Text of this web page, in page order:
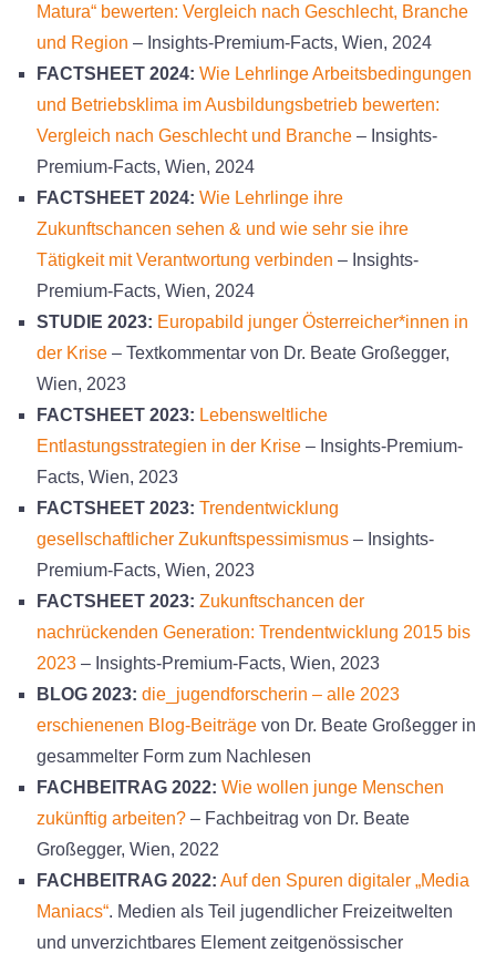
Matura“ bewerten: Vergleich nach Geschlecht, Branche
und Region – Insights-Premium-Facts, Wien, 2024
FACTSHEET 2024: Wie Lehrlinge Arbeitsbedingungen
und Betriebsklima im Ausbildungsbetrieb bewerten:
Vergleich nach Geschlecht und Branche– Insights-
Premium-Facts, Wien, 2024
FACTSHEET 2024: Wie Lehrlinge ihre
Zukunftschancen sehen & und wie sehr sie ihre
Tätigkeit mit Verantwortung verbinden – Insights-
Premium-Facts, Wien, 2024
STUDIE 2023: Europabild junger Österreicher*innen in
der Krise– Textkommentar von Dr. Beate Großegger,
Wien, 2023
FACTSHEET 2023: Lebensweltliche
Entlastungsstrategien in der Krise– Insights-Premium-
Facts, Wien, 2023
FACTSHEET 2023: Trendentwicklung
gesellschaftlicher Zukunftspessimismus– Insights-
Premium-Facts, Wien, 2023
FACTSHEET 2023: Zukunftschancen der
nachrückenden Generation: Trendentwicklung 2015 bis
2023– Insights-Premium-Facts, Wien, 2023
BLOG 2023: die_jugendforscherin – alle 2023
erschienenen Blog-Beiträgevon Dr. Beate Großegger in
gesammelter Form zum Nachlesen
FACHBEITRAG 2022: Wie wollen junge Menschen
zukünftig arbeiten?– Fachbeitrag von Dr. Beate
Großegger, Wien, 2022
FACHBEITRAG 2022: Auf den Spuren digitaler „Media
Maniacs“. Medien als Teil jugendlicher Freizeitwelten
und unverzichtbares Element zeitgenössischer